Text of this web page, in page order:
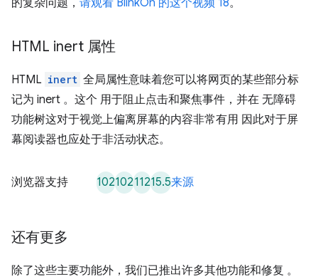
的复杂问题， 请观看 BlinkOn 的这个视频 18。
HTML inert 属性
HTML inert 全局属性意味着您可以将网页的某些部分标
记为 inert 。这个 用于阻止点击和聚焦事件，并在 无障碍
功能树这对于视觉上偏离屏幕的内容非常有用 因此对于屏
幕阅读器也应处于非活动状态。
浏览器支持 10210211215.5来源
还有更多
除了这些主要功能外，我们已推出许多其他功能和修复 。